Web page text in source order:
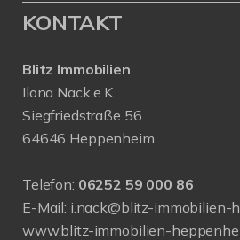
KONTAKT
Blitz Immobilien
Ilona Nack e.K.
Siegfriedstraße 56
64646 Heppenheim
Telefon: 06252 59 000 86
E-Mail: i.nack@blitz-immobilien-
www.blitz-immobilien-